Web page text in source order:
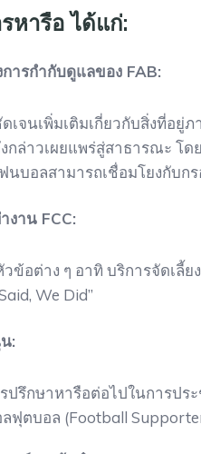
หารือ ได้แก่:
ารกำกับดูแลของ FAB:
จนเพิ่มเติมเกี่ยวกับสิ่งที่อยู่
กล่าวเผยแพร่สู่สาธารณะ โ
บอลสามารถเชื่อมโยงกับก
งาน FCC:
อต่าง ๆ อาทิ บริการจัดเลี้
We Did”
:
รึกษาหารือต่อไปในการปร
ตบอล (Football